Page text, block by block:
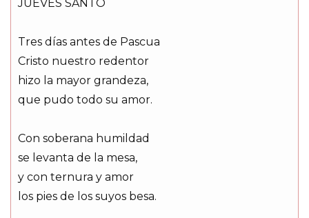
JUEVES SANTO
Tres días antes de Pascua
Cristo nuestro redentor
hizo la mayor grandeza,
que pudo todo su amor.
Con soberana humildad
se levanta de la mesa,
y con ternura y amor
los pies de los suyos besa.